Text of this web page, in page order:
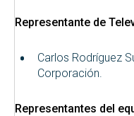
Representante de
Carlos Rodríguez
Corporación.
Representantes del